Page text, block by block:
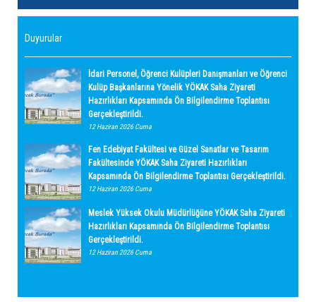
Duyurular
İdari Personel, Öğrenci Kulüpleri Danışmanları ve Öğrenci
Kulüp Başkanlarına Yönelik YÖKAK Saha Ziyareti
Hazırlıkları Kapsamında Ön Bilgilendirme Toplantısı
Gerçekleştirildi.
12 Haziran 2026 Cuma
Fen Edebiyat Fakültesi ve Güzel Sanatlar ve Tasarım
Fakültesinde YÖKAK Saha Ziyareti Hazırlıkları
Kapsamında Ön Bilgilendirme Toplantısı Gerçekleştirildi.
12 Haziran 2026 Cuma
Meslek Yüksek Okulu Müdürlüğüne YÖKAK Saha Ziyareti
Hazırlıkları Kapsamında Ön Bilgilendirme Toplantısı
Gerçekleştirildi.
12 Haziran 2026 Cuma